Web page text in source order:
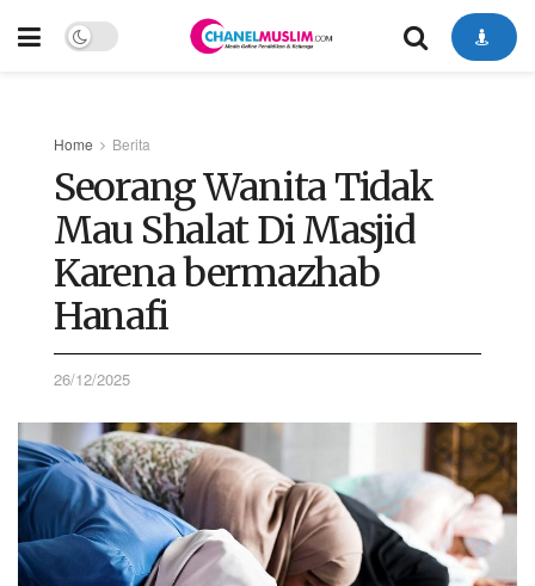
Home Berita
Seorang Wanita Tidak
Mau Shalat Di Masjid
Karena bermazhab
Hanafi
26/12/2025